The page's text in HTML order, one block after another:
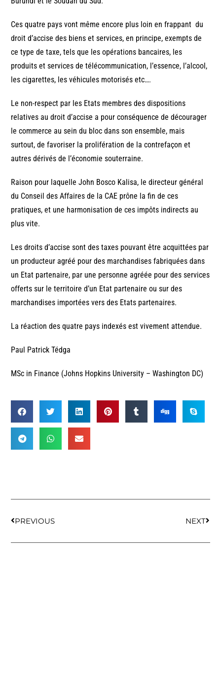
Ces quatre pays vont même encore plus loin en frappant du
droit d’accise des biens et services, en principe, exempts de
ce type de taxe, tels que les opérations bancaires, les
produits et services de télécommunication, l’essence, l’alcool,
les cigarettes, les véhicules motorisés etc….
Le non-respect par les Etats membres des dispositions
relatives au droit d’accise a pour conséquence de décourager
le commerce au sein du bloc dans son ensemble, mais
surtout, de favoriser la prolifération de la contrefaçon et
autres dérivés de l’économie souterraine.
Raison pour laquelle John Bosco Kalisa, le directeur général
du Conseil des Affaires de la CAE prône la fin de ces
pratiques, et une harmonisation de ces impôts indirects au
plus vite.
Les droits d’accise sont des taxes pouvant être acquittées par
un producteur agréé pour des marchandises fabriquées dans
un Etat partenaire, par une personne agréée pour des services
offerts sur le territoire d’un Etat partenaire ou sur des
marchandises importées vers des Etats partenaires.
La réaction des quatre pays indexés est vivement attendue.
Paul Patrick Tédga
MSc in Finance (Johns Hopkins University – Washington DC)
PREVIOUS NEXT